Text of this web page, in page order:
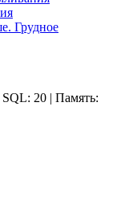
Грудное
20 | Память: